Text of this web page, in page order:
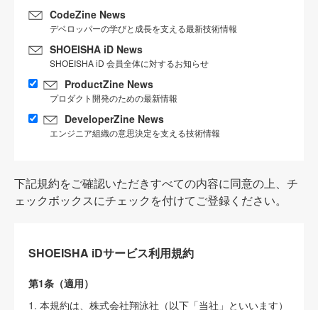
CodeZine News
デベロッパーの学びと成長を支える最新技術情報
SHOEISHA iD News
SHOEISHA iD 会員全体に対するお知らせ
ProductZine News
プロダクト開発のための最新情報
DeveloperZine News
エンジニア組織の意思決定を支える技術情報
下記規約をご確認いただきすべての内容に同意の上、チ
ェックボックスにチェックを付けてご登録ください。
SHOEISHA iDサービス利用規約
第1条（適用）
1. 本規約は、株式会社翔泳社（以下「当社」といいます）